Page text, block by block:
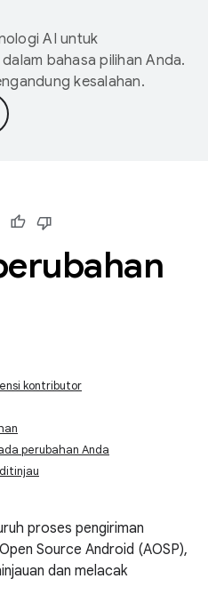
AI untuk
bahasa pilihan Anda.
kesalahan.
kontributor
perubahan Anda
proses pengiriman
Source Android (AOSP),
dan melacak